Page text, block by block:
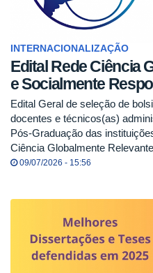
INTERNACIONALIZAÇÃO
Edital Rede Ciência
e Socialmente
Edital Geral de seleção de
docentes e técnicos(as)
Pós-Graduação das
Ciência Globalmente
09/07/2026 - 15:56